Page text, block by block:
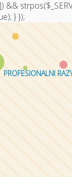
&&
} });
PROFESIONALNI